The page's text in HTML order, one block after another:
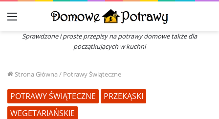
Menu
Sprawdzone i proste przepisy na potrawy domowe także dla
początkujących w kuchni
Strona Główna / Potrawy Świąteczne
POTRAWY ŚWIĄTECZNE
PRZEKĄSKI
WEGETARIAŃSKIE